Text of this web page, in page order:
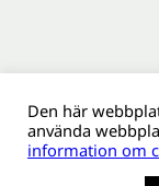
Den här
använda
information om